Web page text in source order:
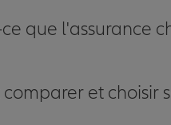
que l'assurance
et choisir